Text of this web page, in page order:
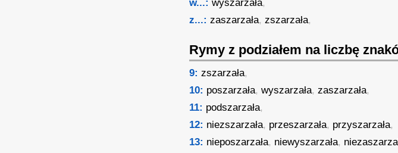
w...: wyszarzała,
z...: zaszarzała,zszarzała,
Rymy z podziałem na liczbę
9: zszarzała,
10: poszarzała,wyszarzała,zaszarzała,
11: podszarzała,
12: niezszarzała, przeszarzała, przyszarzała,
13: nieposzarzała, niewyszarzała,